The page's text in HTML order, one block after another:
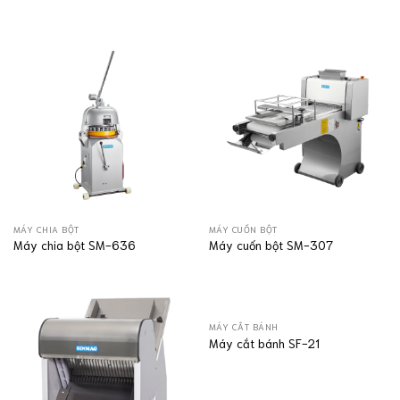
MÁY CHIA BỘT
Máy chia bột SM-636
MÁY CUỐN BỘT
Máy cuốn bột SM-307
MÁY CẮT BÁNH
Máy cắt bánh SF-21